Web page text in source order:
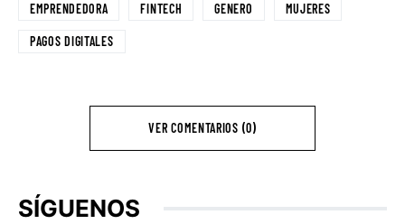
EMPRENDEDORA FINTECH GENERO MUJERES
PAGOS DIGITALES
VER COMENTARIOS (0)
SÍGUENOS